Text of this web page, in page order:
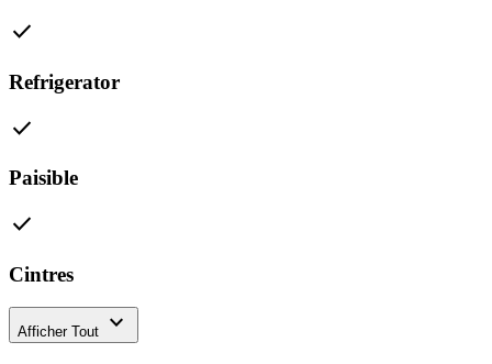
check
Refrigerator
check
Paisible
check
Cintres
Afficher Tout expand_more